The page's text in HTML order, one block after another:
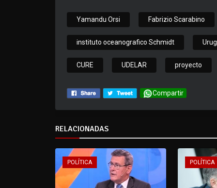
Yamandu Orsi Fabrizio Scarabino
instituto oceanografico Schmidt
CURE UDELAR proyecto
Compartir
RELACIONADAS
POLÍTICA POLÍTICA